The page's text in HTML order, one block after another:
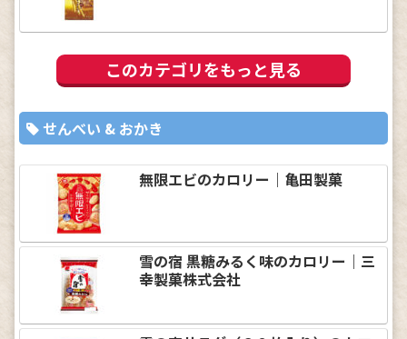
このカテゴリをもっと見る
せんべい & おかき
無限エビのカロリー｜亀田製菓
雪の宿 黒糖みるく味のカロリー｜三
幸製菓株式会社